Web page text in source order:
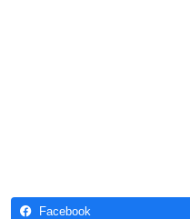
Facebook